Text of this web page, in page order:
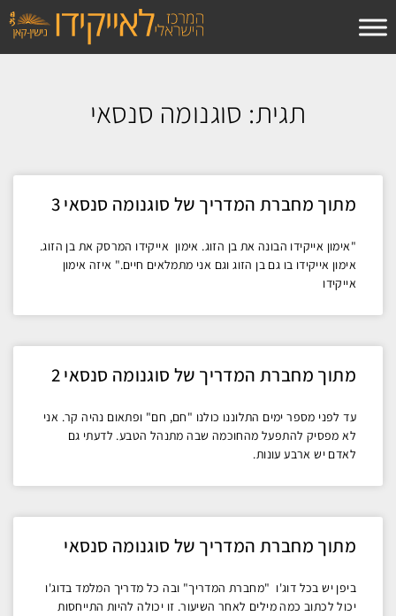
תגית: סוגנומה סנסאי
מתוך מחברת המדריך של סוגנומה סנסאי 3
"אימון אייקידו הבונה את בן הזוג. אימון אייקידו המרסק את בן הזוג.
אימון אייקידו בו גם בן הזוג וגם אני מתמלאים חיים." איזה אימון
אייקידו
מתוך מחברת המדריך של סוגנומה סנסאי 2
עד לפני מספר ימים התלוננו כולנו "חם, חם" ופתאום נהיה קר. אני
לא מפסיק להתפעל מהחוכמה שבה מתנהל הטבע. לדעתי גם
לאדם יש ארבע עונות.
מתוך מחברת המדריך של סוגנומה סנסאי
ביפן יש בכל דוג'ו "מחברת המדריך" ובה כל מדריך המלמד בדוג'ו
יכול לכתוב כמה מילים לאחר השיעור. זו יכולה להיות התייחסות